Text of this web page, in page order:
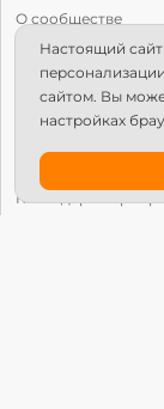
О сообществе
С чего начать?
Структура Х10
Как стать
Календарь
Настоящий
сайтом. Вы
настройках